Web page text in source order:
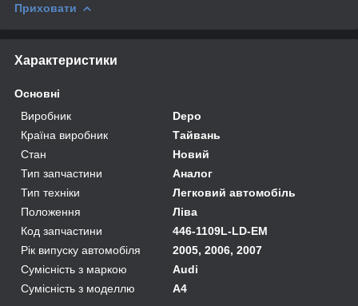
Приховати
Характеристики
Основні
Виробник
Depo
Країна виробник
Тайвань
Стан
Новий
Тип запчастини
Аналог
Тип техніки
Легковий автомобіль
Положення
Ліва
Код запчастини
446-1109L-LD-EM
Рік випуску автомобіля
2005, 2006, 2007
Сумісність з маркою
Audi
Сумісність з моделлю
A4